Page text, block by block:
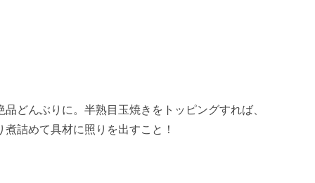
どんぶりに。半熟目玉焼きをトッピングすれば、
詰めて具材に照りを出すこと！